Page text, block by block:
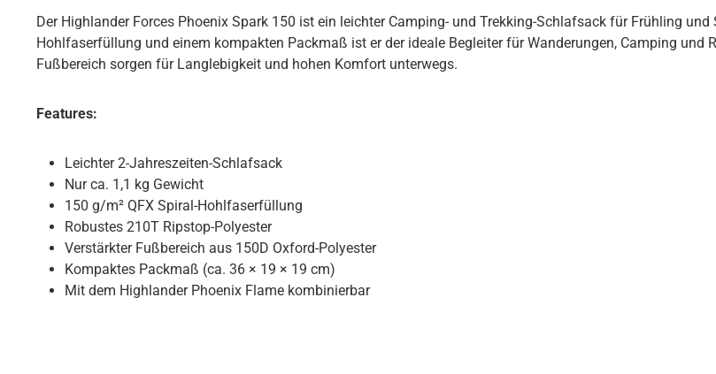
Der Highlander Forces Phoenix Spark 150 ist ein leichter Camping- und Trekking-Schlafsack für Frühling
Hohlfaserfüllung und einem kompakten Packmaß ist er der ideale Begleiter für Wanderungen, Camping und
Fußbereich sorgen für Langlebigkeit und hohen Komfort unterwegs.
Features:
Leichter 2-Jahreszeiten-Schlafsack
Nur ca. 1,1 kg Gewicht
150 g/m² QFX Spiral-Hohlfaserfüllung
Robustes 210T Ripstop-Polyester
Verstärkter Fußbereich aus 150D Oxford-Polyester
Kompaktes Packmaß (ca. 36 × 19 × 19 cm)
Mit dem Highlander Phoenix Flame kombinierbar